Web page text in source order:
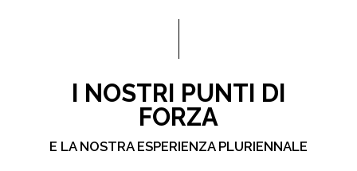
I NOSTRI PUNTI DI
FORZA
E LA NOSTRA ESPERIENZA PLURIENNALE